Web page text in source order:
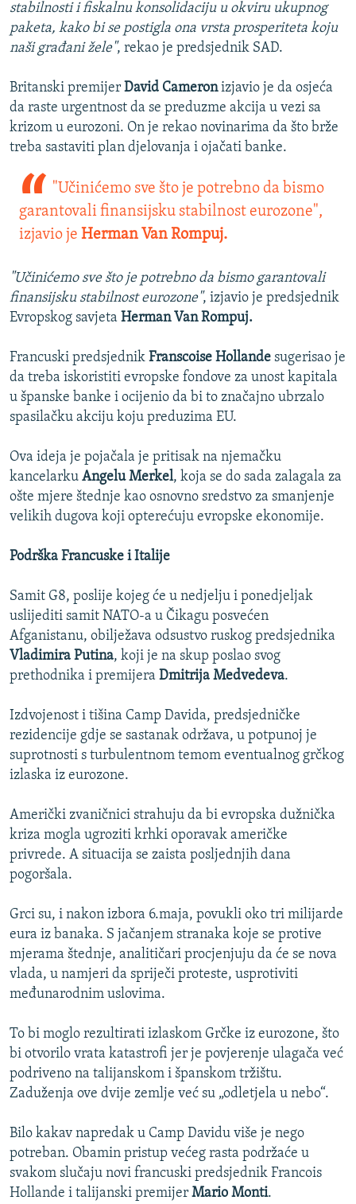
stabilnosti i fiskalnu konsolidaciju u okviru ukupnog
paketa, kako bi se postigla ona vrsta prosperiteta koju
naši građani žele", rekao je predsjednik SAD.
Britanski premijer David Cameronizjavio je da osjeća
da raste urgentnost da se preduzme akcija u vezi sa
krizom u eurozoni. On je rekao novinarima da što brže
treba sastaviti plan djelovanja i ojačati banke.
"Učinićemo sve što je potrebno da bismo
garantovali finansijsku stabilnost eurozone",
izjavio je Herman Van Rompuj.
"Učinićemo sve što je potrebno da bismo garantovali
finansijsku stabilnost eurozone", izjavio je predsjednik
Evropskog savjeta Herman Van Rompuj.
Francuski predsjednik Franscoise Hollande sugerisao je
da treba iskoristiti evropske fondove za unost kapitala
u španske banke i ocijenio da bi to značajno ubrzalo
spasilačku akciju koju preduzima EU.
Ova ideja je pojačala je pritisak na njemačku
kancelarku Angelu Merkel, koja se do sada zalagala za
ošte mjere štednje kao osnovno sredstvo za smanjenje
velikih dugova koji opterećuju evropske ekonomije.
Podrška Francuske i Italije
Samit G8, poslije kojeg će u nedjelju i ponedjeljak
uslijediti samit NATO-a u Čikagu posvećen
Afganistanu, obilježava odsustvo ruskog predsjednika
Vladimira Putina, koji je na skup poslao svog
prethodnika i premijera Dmitrija Medvedeva.
Izdvojenost i tišina Camp Davida, predsjedničke
rezidencije gdje se sastanak održava, u potpunoj je
suprotnosti s turbulentnom temom eventualnog grčkog
izlaska iz eurozone.
Američki zvaničnici strahuju da bi evropska dužnička
kriza mogla ugroziti krhki oporavak američke
privrede. A situacija se zaista posljednjih dana
pogoršala.
Grci su, i nakon izbora 6.maja, povukli oko tri milijarde
eura iz banaka. S jačanjem stranaka koje se protive
mjerama štednje, analitičari procjenjuju da će se nova
vlada, u namjeri da spriječi proteste, usprotiviti
međunarodnim uslovima.
To bi moglo rezultirati izlaskom Grčke iz eurozone, što
bi otvorilo vrata katastrofi jer je povjerenje ulagača već
podriveno na talijanskom i španskom tržištu.
Zaduženja ove dvije zemlje već su „odletjela u nebo“.
Bilo kakav napredak u Camp Davidu više je nego
potreban. Obamin pristup većeg rasta podržaće u
svakom slučaju novi francuski predsjednik Francois
Hollande i talijanski premijer Mario Monti.